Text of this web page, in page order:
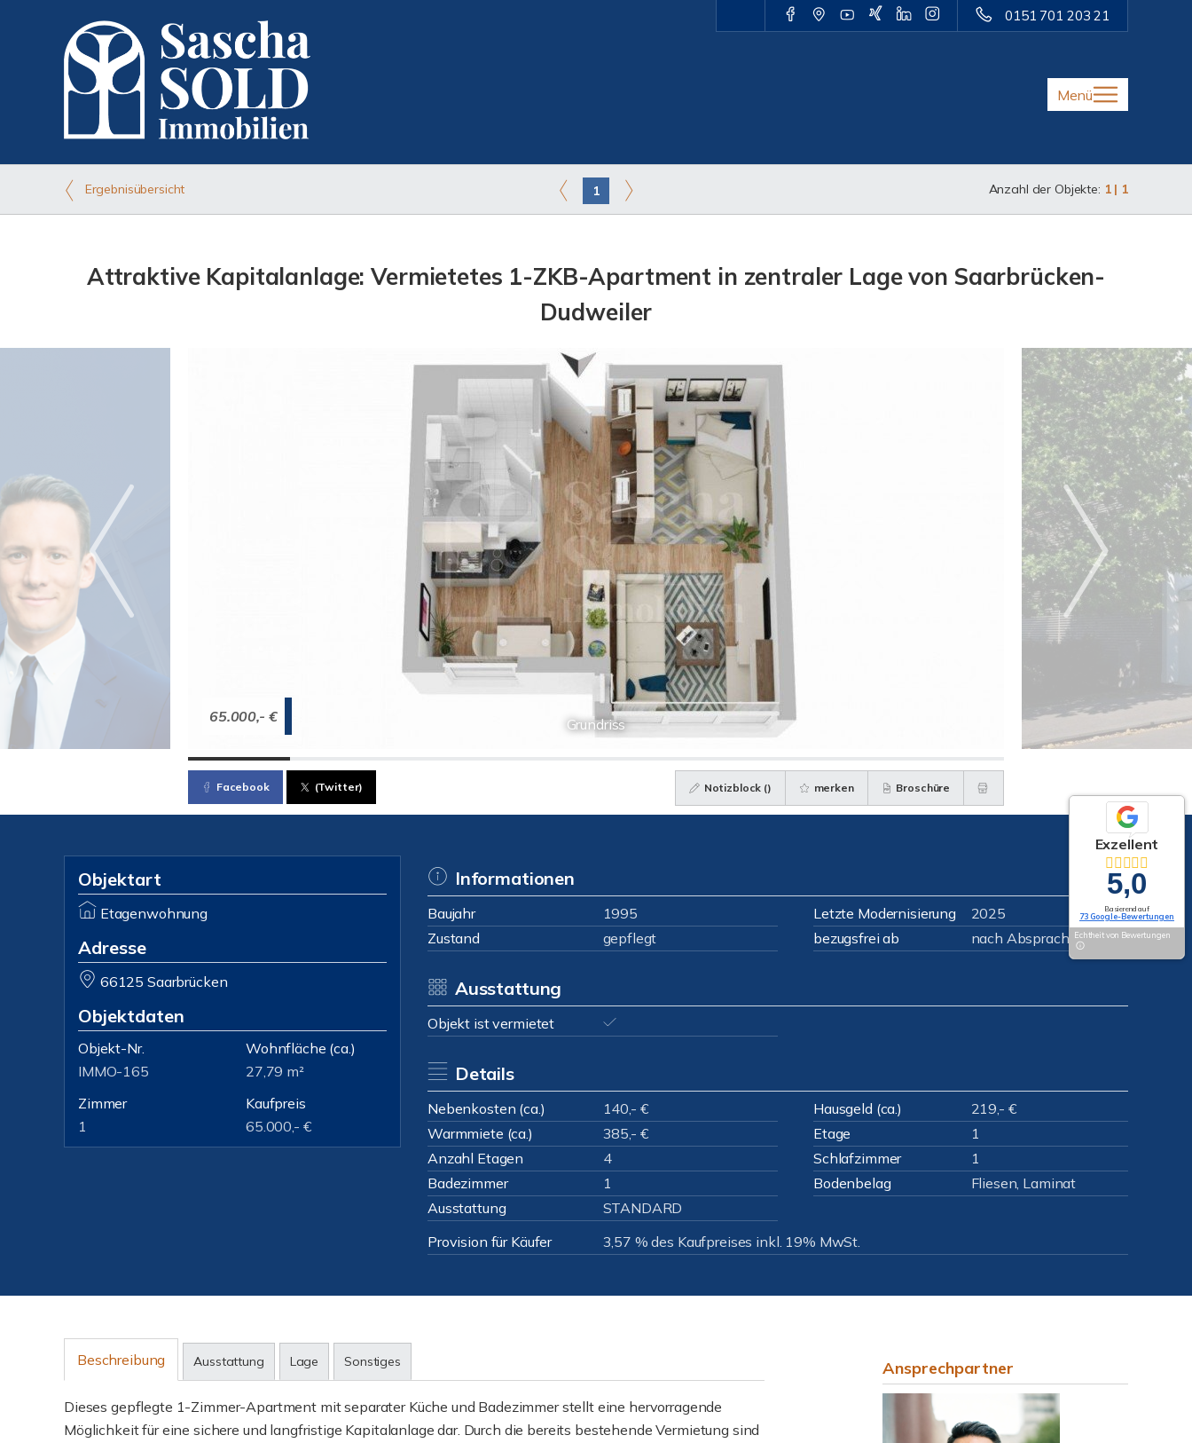
0151 701 203 21
Menü
Ergebnisübersicht 1 Anzahl der Objekte: 1 | 1
Attraktive Kapitalanlage: Vermietetes 1-ZKB-Apartment in zentraler Lage von Saarbrücken-
Dudweiler
Grundriss
65.000,- €
Facebook (Twitter) Notizblock () merken Broschüre
Objektart
Etagenwohnung
Adresse
66125 Saarbrücken
Objektdaten
Objekt-Nr.
IMMO-165
Wohnfläche (ca.)
27,79 m²
Zimmer
1
Kaufpreis
65.000,- €
Informationen
Baujahr 1995 Letzte Modernisierung
2025
Zustand
gepflegt bezugsfrei ab nach Absprache
Ausstattung
Objekt ist vermietet
Details
Nebenkosten (ca.) 140,- € Hausgeld (ca.)
219,- €
Warmmiete (ca.)
385,- € Etage
1
Anzahl Etagen
4 Schlafzimmer
1
Badezimmer
1 Bodenbelag
Fliesen, Laminat
Ausstattung
STANDARD
Provision für Käufer
3,57 % des Kaufpreises inkl. 19% MwSt.
Beschreibung Ausstattung Lage Sonstiges
Dieses gepflegte 1-Zimmer-Apartment mit separater Küche und Badezimmer stellt eine hervorragende
Möglichkeit für eine sichere und langfristige Kapitalanlage dar. Durch die bereits bestehende Vermietung sind
Ansprechpartner
Exzellent
5,0
Basierend auf
73 Google-Bewertungen
Echtheit von Bewertungen